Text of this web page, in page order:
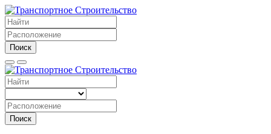
Поиск
Поиск